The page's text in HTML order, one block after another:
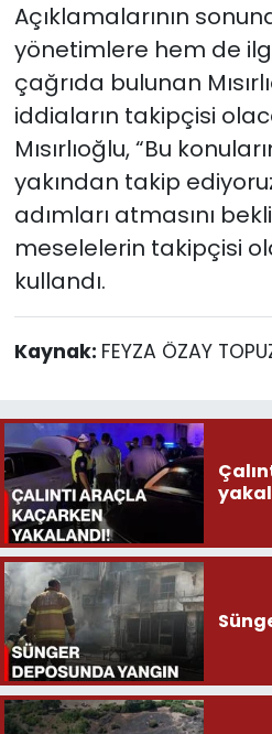
Açıklamalarının
yönetimlere hem de
çağrıda bulunan
iddiaların takipçisi
Mısırlıoğlu, “Bu
yakından takip
adımları atmasını
meselelerin takipçisi
kullandı.
Kaynak: FEYZA ÖZAY